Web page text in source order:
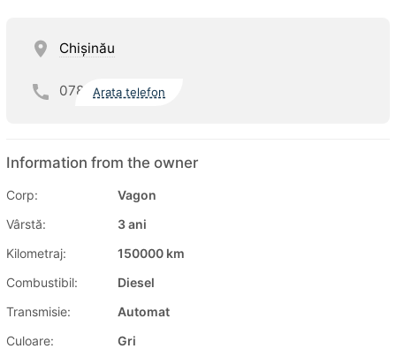
Chişinău
078 Arata telefon
Information from the owner
Corp:
Vagon
Vârstă:
3 ani
Kilometraj:
150000 km
Combustibil:
Diesel
Transmisie:
Automat
Culoare:
Gri